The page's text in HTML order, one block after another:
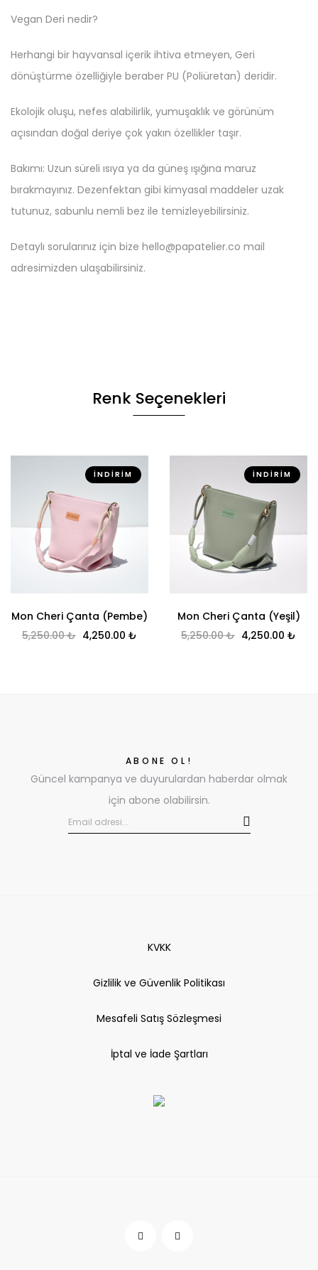
Vegan Deri nedir?
Herhangi bir hayvansal içerik ihtiva etmeyen, Geri
dönüştürme özelliğiyle beraber PU (Poliüretan) deridir.
Ekolojik oluşu, nefes alabilirlik, yumuşaklık ve görünüm
açısından doğal deriye çok yakın özellikler taşır.
Bakımı: Uzun süreli ısıya ya da güneş ışığına maruz
bırakmayınız. Dezenfektan gibi kimyasal maddeler uzak
tutunuz, sabunlu nemli bez ile temizleyebilirsiniz.
Detaylı sorularınız için bize hello@papatelier.co mail
adresimizden ulaşabilirsiniz.
Renk Seçenekleri
İNDIRIM
Mon Cheri Çanta (Pembe)
5,250.00₺ Orijinal fiyat: 5,250.00 ₺.
4,250.00 ₺ Şu andaki fiyat: 4,250.00 ₺.
İNDIRIM
Mon Cheri Çanta (Yeşil)
5,250.00₺ Orijinal fiyat:
4,250.00 ₺
ABONE OL!
Güncel kampanya ve duyurulardan haberdar olmak
için abone olabilirsin.
KVKK
Gizlilik ve Güvenlik Politikası
Mesafeli Satış Sözleşmesi
İptal ve İade Şartları